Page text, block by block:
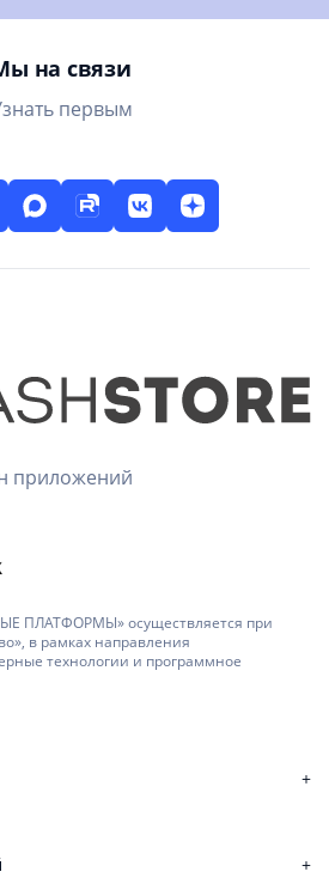
на связи
первым
приложений
ПЛАТФОРМЫ» осуществляется при
в рамках направления
технологии и программное